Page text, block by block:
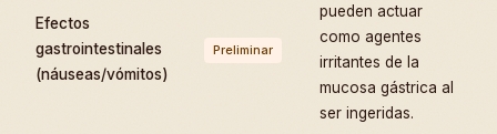
Efectos
gastrointestinales
(náuseas/vómitos)
Preliminar
pueden actuar
como agentes
irritantes de la
mucosa gástrica al
ser ingeridas.